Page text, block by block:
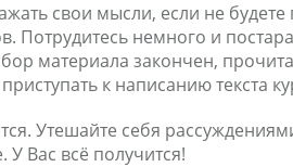
свои мысли, если не
Потрудитесь немного и
материала закончен,
к написанию текста
Утешайте себя
У Вас всё получится!